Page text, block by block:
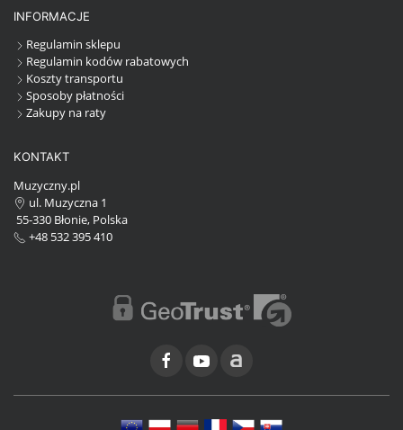
INFORMACJE
Regulamin sklepu
Regulamin kodów rabatowych
Koszty transportu
Sposoby płatności
Zakupy na raty
KONTAKT
Muzyczny.pl
ul. Muzyczna 1
55-330 Błonie, Polska
+48 532 395 410